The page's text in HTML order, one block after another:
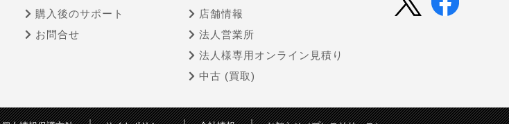
購入後のサポート
お問合せ
店舗情報
法人営業所
法人様専用オンライン見積り
中古 (買取)
個人情報保護方針 サイトポリシー 会社情報 お知らせ（プレスリリース）